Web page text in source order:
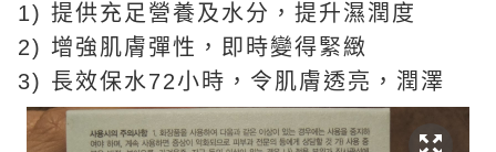
1) 提供充足營養及水分，提升濕潤度
2) 增強肌膚彈性，即時變得緊緻
3) 長效保水72小時，令肌膚透亮，潤澤